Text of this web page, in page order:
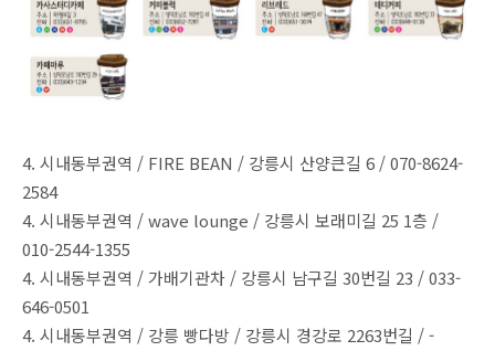
4. 시내동부권역 / FIRE BEAN / 강릉시 산양큰길 6 / 070-8624-
2584
4. 시내동부권역 / wave lounge / 강릉시 보래미길 25 1층 /
010-2544-1355
4. 시내동부권역 / 가배기관차 / 강릉시 남구길 30번길 23 / 033-
646-0501
4. 시내동부권역 / 강릉 빵다방 / 강릉시 경강로 2263번길 / -